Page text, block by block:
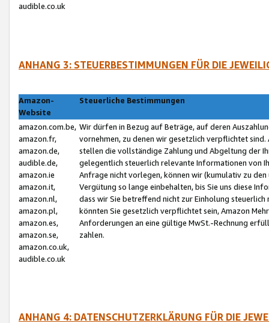
audible.co.uk
ANHANG 3: STEUERBESTIMMUNGEN FÜR DIE
Amazon-
Website
Steuerliche Bestimmungen
amazon.com.be,
amazon.fr,
amazon.de,
audible.de,
amazon.ie
amazon.it,
amazon.nl,
amazon.pl,
amazon.es,
amazon.se,
amazon.co.uk,
audible.co.uk
Wir dürfen in Bezug auf Beträge, auf deren
vornehmen, zu denen wir gesetzlich verpflichtet
stellen die vollständige Zahlung und Abgeltung der
gelegentlich steuerlich relevante Informationen von
Anfrage nicht vorlegen, können wir (kumulativ zu
Vergütung so lange einbehalten, bis Sie uns diese
dass wir Sie betreffend nicht zur Einholung
könnten Sie gesetzlich verpflichtet sein, Amazon
Anforderungen an eine gültige MwSt.-Rechnung
zahlen.
ANHANG 4: DATENSCHUTZERKLÄRUNG FÜR DIE